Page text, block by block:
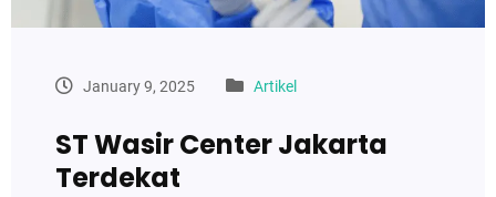
January 9, 2025 Artikel
ST Wasir Center Jakarta
Terdekat